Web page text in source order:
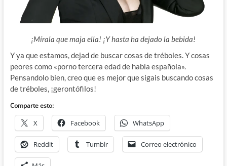
¡Mírala que maja ella! ¡Y hasta ha dejado la bebida!
Y ya que estamos, dejad de buscar cosas de tréboles. Y cosas
peores como «porno tercera edad de habla española».
Pensandolo bien, creo que es mejor que sigais buscando cosas
de tréboles, ¡gerontófilos!
Comparte esto:
X Facebook WhatsApp
Reddit Tumblr Correo electrónico